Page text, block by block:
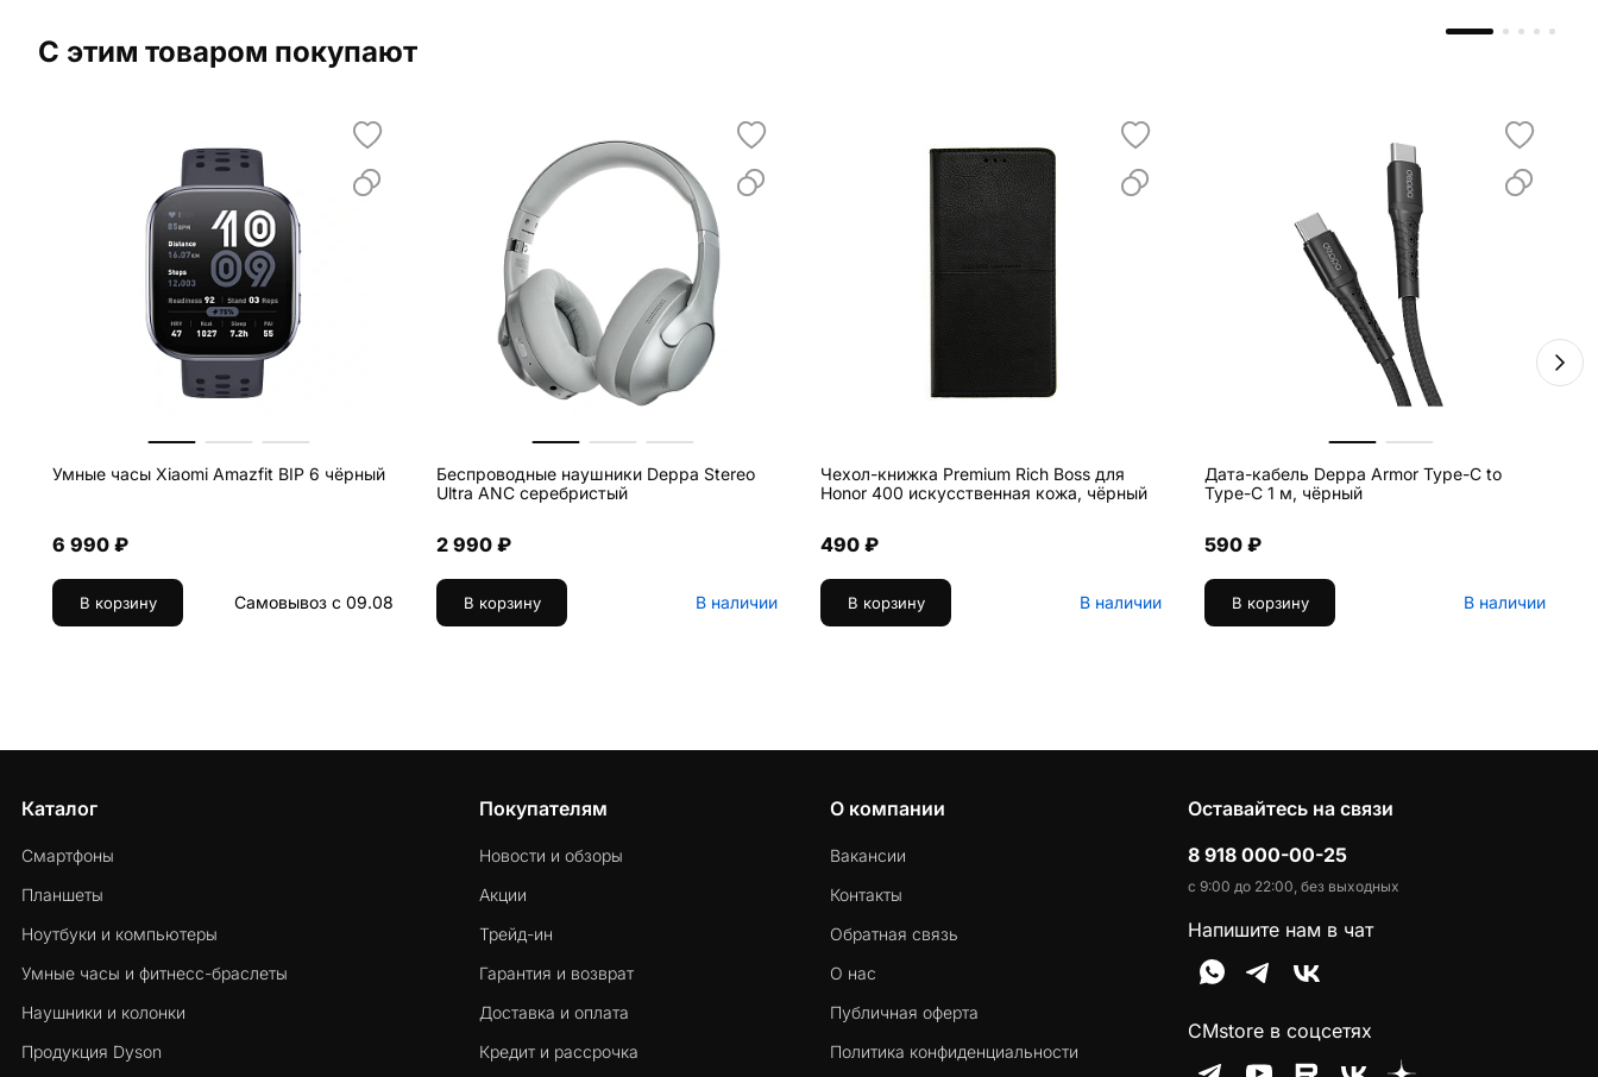
С этим товаром покупают
Умные часы Xiaomi Amazfit BIP 6 чёрный
6 990 ₽
В корзину Самовывоз с 09.08
Беспроводные наушники Deppa Stereo
Ultra ANC серебристый
2 990 ₽
В корзину В наличии
Чехол-книжка Premium Rich Boss для
Honor 400 искусственная кожа, чёрный
490 ₽
В корзину В наличии
Дата-кабель Deppa Armor Type-C to
Type-C 1 м, чёрный
590 ₽
В корзину В наличии
Каталог
Смартфоны
Планшеты
Ноутбуки и компьютеры
Умные часы и фитнесс-браслеты
Наушники и колонки
Продукция Dyson
Покупателям
Новости и обзоры
Акции
Трейд-ин
Гарантия и возврат
Доставка и оплата
Кредит и рассрочка
О компании
Вакансии
Контакты
Обратная связь
О нас
Публичная оферта
Политика конфиденциальности
Оставайтесь на связи
8 918 000-00-25
с 9:00 до 22:00, без выходных
Напишите нам в чат
CMstore в соцсетях